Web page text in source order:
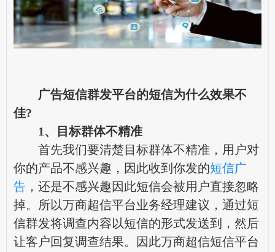
广告短信群发平台的短信为什么效果不
佳?
1、目标群体不精准
首先我们要清楚目标群体不精准，用户对
你的产品不感兴趣，因此收到你发的短信广
告 ，还是不感兴趣因此短信会被用户直接忽略
掉。所以万商超信平台业务经理建议，通过短
信群发将调查内容以短信的形式发送到，然后
让客户回复调查结果。因此万商超信短信平台